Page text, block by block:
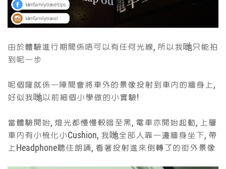
由於體驗進行期間係唔可以有任何光線, 所以我哋只能拍
到呢一步
呢個窿就係一陣間會將車外的景像投射到車內的牆身上,
好似我哋以前細個小學做的小實驗!
當體驗開始, 燈光都慢慢較暗至黑, 電車亦開始起動, 上層
車內有小梳化小Cushion, 我哋全部人靠一邊牆身坐下, 帶
上Headphone聽住朗誦, 看著投射進來倒轉了的街外景像